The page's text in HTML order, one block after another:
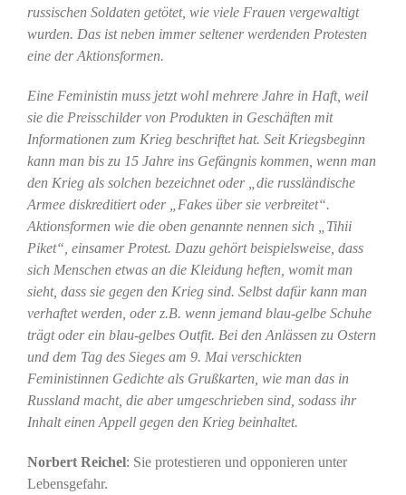
russischen Soldaten getötet, wie viele Frauen vergewaltigt
wurden. Das ist neben immer seltener werdenden Protesten
eine der Aktionsformen.
Eine Feministin muss jetzt wohl mehrere Jahre in Haft, weil
sie die Preisschilder von Produkten in Geschäften mit
Informationen zum Krieg beschriftet hat. Seit Kriegsbeginn
kann man bis zu 15 Jahre ins Gefängnis kommen, wenn man
den Krieg als solchen bezeichnet oder „die russländische
Armee diskreditiert oder „Fakes über sie verbreitet“.
Aktionsformen wie die oben genannte nennen sich „Tihii
Piket“, einsamer Protest. Dazu gehört beispielsweise, dass
sich Menschen etwas an die Kleidung heften, womit man
sieht, dass sie gegen den Krieg sind. Selbst dafür kann man
verhaftet werden, oder z.B. wenn jemand blau-gelbe Schuhe
trägt oder ein blau-gelbes Outfit. Bei den Anlässen zu Ostern
und dem Tag des Sieges am 9. Mai verschickten
Feministinnen Gedichte als Grußkarten, wie man das in
Russland macht, die aber umgeschrieben sind, sodass ihr
Inhalt einen Appell gegen den Krieg beinhaltet.
Norbert Reichel: Sie protestieren und opponieren unter
Lebensgefahr.